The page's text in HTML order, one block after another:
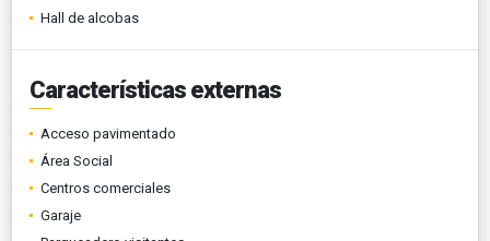
Hall de alcobas
Características externas
Acceso pavimentado
Área Social
Centros comerciales
Garaje